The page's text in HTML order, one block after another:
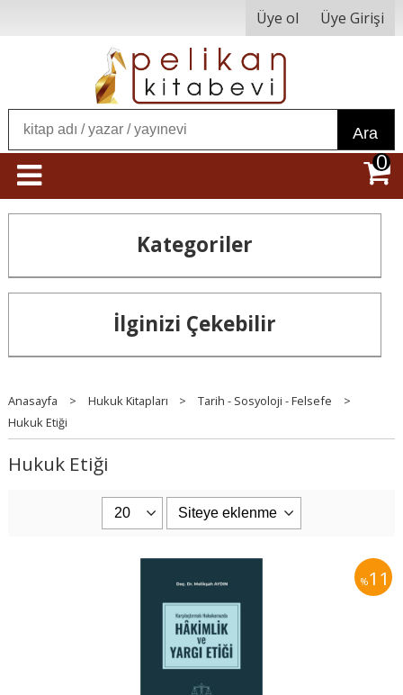
Üye ol Üye Girişi
Ara
0
Kategoriler
İlginizi Çekebilir
Anasayfa > Hukuk Kitapları > Tarih - Sosyoloji - Felsefe
>
Hukuk Etiği
Hukuk Etiği
%11